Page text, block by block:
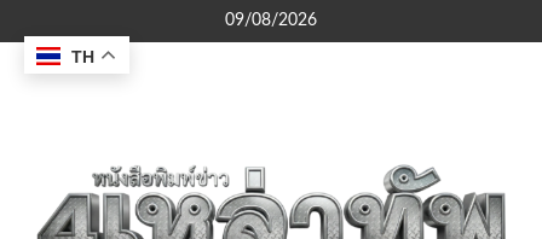
to
content
09/08/2026
TH